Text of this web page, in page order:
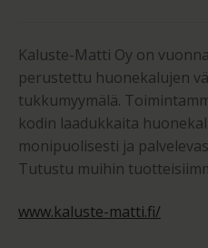
Kaluste-Matti Oy on
perustettu huonekalujen
tukkumyymälä.
kodin laadukkaita
monipuolisesti ja
Tutustu muihin
www.kaluste-matti.fi/